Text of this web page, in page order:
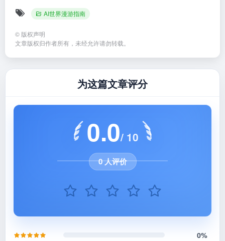
AI世界漫游指南
© 版权声明
文章版权归作者所有，未经允许请勿转载。
为这篇文章评分
0.0/ 10
0 人评价
0%